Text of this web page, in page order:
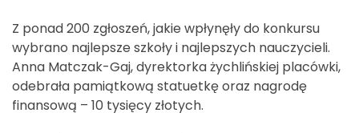
Z ponad 200 zgłoszeń, jakie wpłynęły do konkursu
wybrano najlepsze szkoły i najlepszych nauczycieli.
Anna Matczak-Gaj, dyrektorka żychlińskiej placówki,
odebrała pamiątkową statuetkę oraz nagrodę
finansową – 10 tysięcy złotych.